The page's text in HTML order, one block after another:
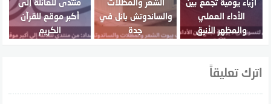
أزياء يومية تجمع بين
الأداء العملي
والمظهر الأنيق
الشعر والمظلات
والساندوتش بانل في
جدة
منتدى للعائلة إلى
أكبر موقع للقرآن
الكريم
اترك تعليقاً